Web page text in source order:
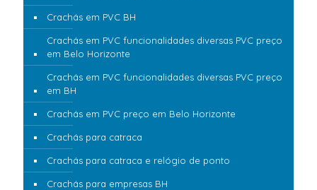
Crachás em PVC BH
Crachás em PVC funcionalidades diversas PVC preço
em Belo Horizonte
Crachás em PVC funcionalidades diversas PVC preço
em BH
Crachás em PVC preço em Belo Horizonte
Crachás para catraca
Crachás para catraca e relógio de ponto
Crachás para empresas BH